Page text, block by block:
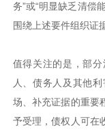
务”或“明显缺乏清偿
围绕上述要件组织证
值得关注的是，部
人、债务人及其他
场、补充证据的重要
予受理，债权人可在